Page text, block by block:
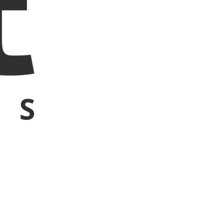
United States